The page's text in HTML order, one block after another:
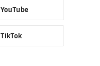
YouTube
TikTok